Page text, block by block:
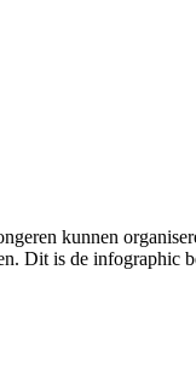
kunnen
Dit is de infographic